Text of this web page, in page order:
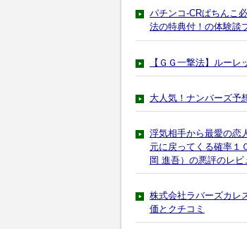
パチンコ-CRぱちんこ
法の特典付！の体験談
【ＧＧ一撃法】ルー
大人気！ナンバーズ
浮気相手から最愛の恋
元に戻ってくる確率
岡 進吾）の悪評のレビ
株式会社ラバーズカレ
価とクチコミ